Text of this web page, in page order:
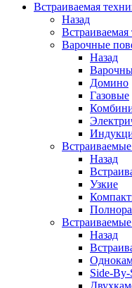
Встраиваемая
Назад
Встраиваемая
Варочные
Назад
Домино
Газовые
Назад
Узкие
Назад
Side-By-